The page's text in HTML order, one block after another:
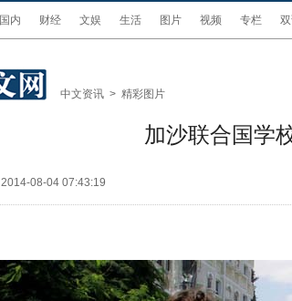
国内 财经 文娱 生活 图片 视频 专栏
中文资讯 > 精彩图片
加沙联合国学
2014-08-04 07:43:19